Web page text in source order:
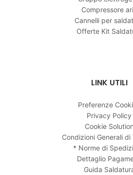
Compressore
Cannelli per
Offerte Kit
LINK UTILI
Preferenze
Privacy Policy
Cookie Solution
Condizioni Generali di
* Norme di
Dettaglio
Guida